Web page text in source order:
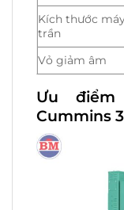
Kích thước
trần
Vỏ giảm âm
Ưu
Cummins